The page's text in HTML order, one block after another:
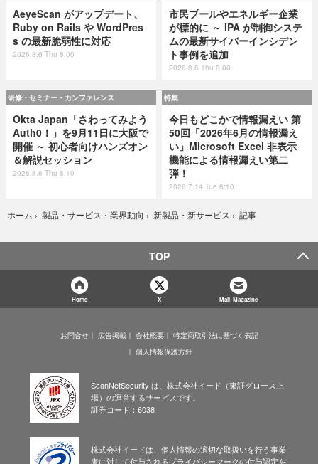
AeyeScan がアップデート、
Ruby on Rails や WordPres
s の最新脆弱性に対応
2026.8.6 Thu 8:00
市民プールやエネルギー企業
が標的に ～ IPA が制御システ
ムの最新サイバーインシデン
ト事例を追加
2026.8.6 Thu 8:00
研修・セミナー・カンファレンス
Okta Japan「さわってみよう
Auth0！」を9月11日に大阪で
開催 ～ 初心者向けハンズオン
＆解説セッション
2026.8.6 Thu 8:10
特集
今日もどこかで情報漏えい 第
50回「2026年6月の情報漏え
い」Microsoft Excel 非表示
機能による情報漏えい第二
弾！
2026.7.14 Tue 8:10
ホーム › 製品・サービス・業界動向 › 新製品・新サービス › 記事
TOP
Home X Mail Magazine
お問合せ 広告掲載 会社概要
特定商取引法に基づく表記
個人情報保護方針
ScanNetSecurity は、株式会社イード（東証グロース上
場）の運営するサービスです。
証券コード：6038
株式会社イードは、個人情報の適切な取扱いを行う事業
者に対して付与されるプライバシーマークの付与認定を